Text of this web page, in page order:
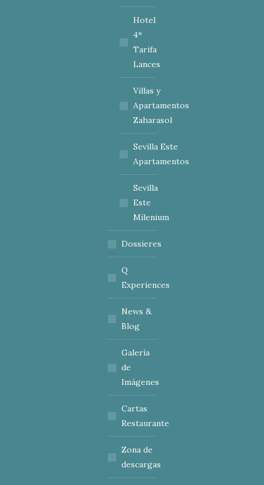
Hotel
4*
Tarifa
Lances
Villas y
Apartamentos
Zaharasol
Sevilla Este
Apartamentos
Sevilla
Este
Milenium
Dossieres
Q
Experiences
News &
Blog
Galería
de
Imágenes
Cartas
Restaurante
Zona de
descargas